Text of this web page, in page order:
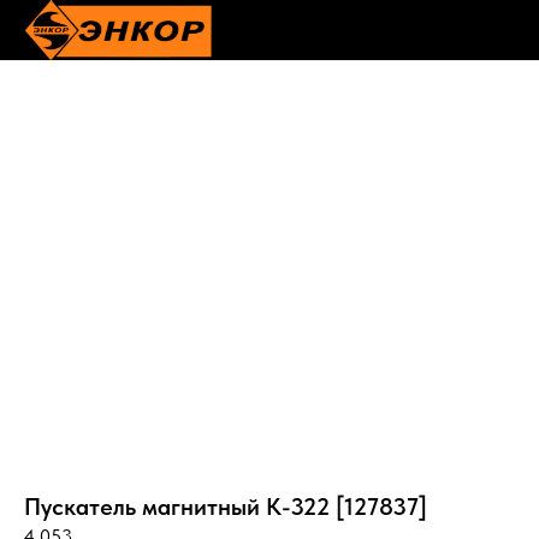
Пускатель магнитный К-322 [127837]